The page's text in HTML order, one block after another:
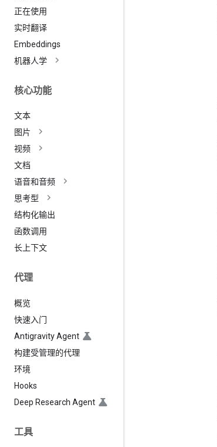
正在使用
实时翻译
Embeddings
机器人学
核心功能
文本
图片
视频
文档
语音和音频
思考型
结构化输出
函数调用
长上下文
代理
概览
快速入门
Antigravity Agent
构建受管理的代理
环境
Hooks
Deep Research Agent
工具